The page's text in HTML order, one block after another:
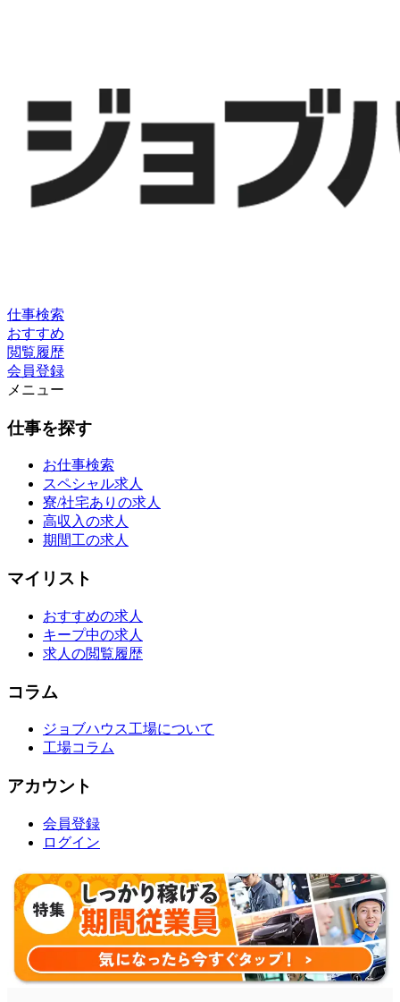
仕事検索
おすすめ
閲覧履歴
会員登録
メニュー
仕事を探す
お仕事検索
スペシャル求人
寮/社宅ありの求人
高収入の求人
期間工の求人
マイリスト
おすすめの求人
キープ中の求人
求人の閲覧履歴
コラム
ジョブハウス工場について
工場コラム
アカウント
会員登録
ログイン